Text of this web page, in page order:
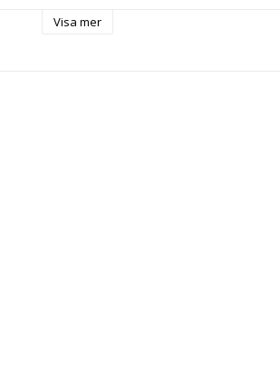
Visa mer